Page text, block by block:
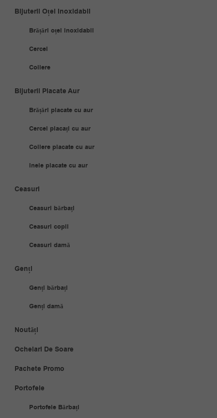
Bijuterii Oțel Inoxidabil
Brățări oțel inoxidabil
Cercei
Coliere
Bijuterii Placate Aur
Brățări placate cu aur
Cercei placați cu aur
Coliere placate cu aur
Inele placate cu aur
Ceasuri
Ceasuri bărbați
Ceasuri copii
Ceasuri damă
Genți
Genți bărbați
Genți damă
Noutăți
Ochelari De Soare
Pachete Promo
Portofele
Portofele Bărbați